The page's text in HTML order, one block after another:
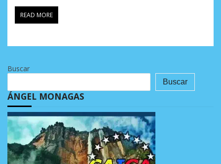
READ MORE
Buscar
Buscar
ÁNGEL MONAGAS